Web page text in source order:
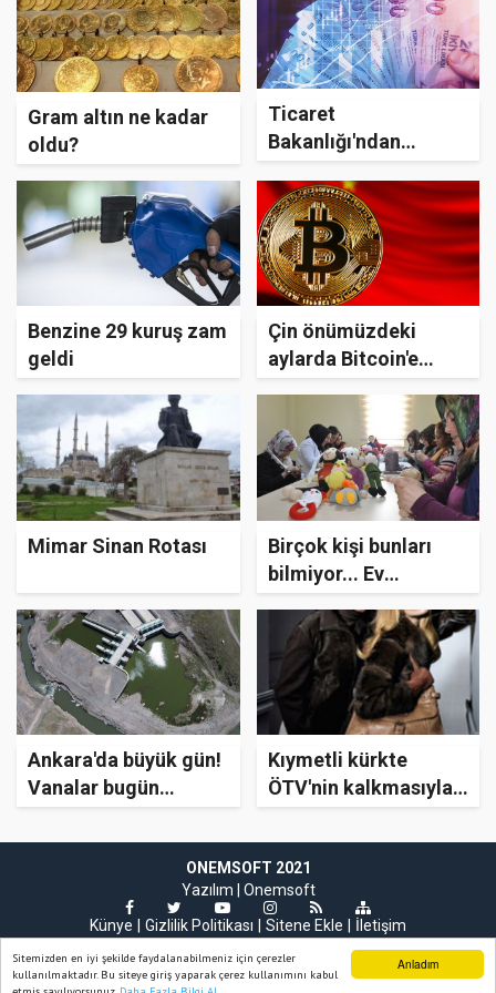
Anladım
Sitemizden en iyi şekilde faydalanabilmeniz için çerezler
kullanılmaktadır. Bu siteye giriş yaparak çerez kullanımını kabul
Gram altın ne kadar
oldu?
Ticaret
Bakanlığı'ndan
KOBİ'ler için
kampanya
Benzine 29 kuruş zam
geldi
Çin önümüzdeki
aylarda Bitcoin'e
Mimar Sinan Rotası
Birçok kişi bunları
bilmiyor... Ev
kadınlarına müjde!
Ankara'da büyük gün!
Vanalar bugün
Kıymetli kürkte
ÖTV'nin kalkmasıyla
artacak
ONEMSOFT 2021
Yazılım | Onemsoft
Künye
Gizlilik Politikası Sitene Ekle İletişim